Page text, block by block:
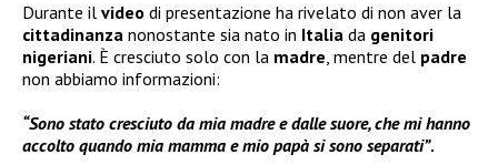
Durante il video di presentazione ha rivelato di non aver la
cittadinanza nonostante sia nato in Italia da genitori
nigeriani. È cresciuto solo con la madre, mentre del padre
non abbiamo informazioni:
“Sono stato cresciuto da mia madre e dalle suore, che mi hanno
accolto quando mia mamma e mio papà si sono separati”.